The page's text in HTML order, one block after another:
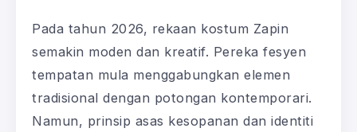
Pada tahun 2026, rekaan kostum Zapin
semakin moden dan kreatif. Pereka fesyen
tempatan mula menggabungkan elemen
tradisional dengan potongan kontemporari.
Namun, prinsip asas kesopanan dan identiti